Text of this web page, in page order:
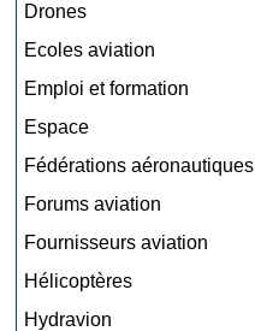
Drones
Ecoles aviation
Emploi et formation
Espace
Fédérations aéronautiques
Forums aviation
Fournisseurs aviation
Hélicoptères
Hydravion